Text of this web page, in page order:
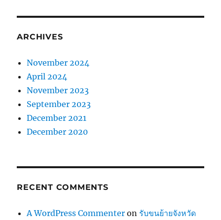
ARCHIVES
November 2024
April 2024
November 2023
September 2023
December 2021
December 2020
RECENT COMMENTS
A WordPress Commenter on รับขนย้ายจังหวัด